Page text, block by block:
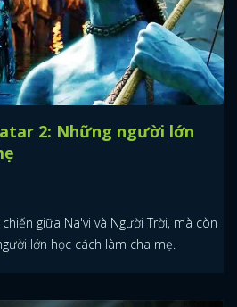
2: Những người lớn
giữa Na'vi và Người Trời, mà còn
lớn học cách làm cha mẹ.